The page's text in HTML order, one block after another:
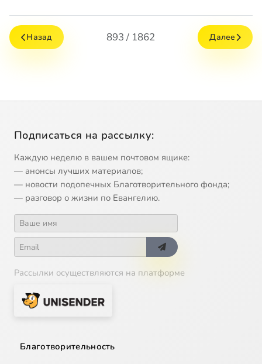
Назад 893 / 1862 Далее
Подписаться на рассылку:
Каждую неделю в вашем почтовом ящике:
— анонсы лучших материалов;
— новости подопечных Благотворительного фонда;
— разговор о жизни по Евангелию.
Рассылки осуществляются на платформе
Благотворительность